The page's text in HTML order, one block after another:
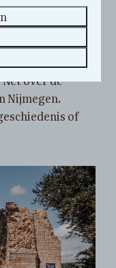
gebouwen
centrale plein.
en ligt aan
uitzicht op de
over de
Nijmegen.
of